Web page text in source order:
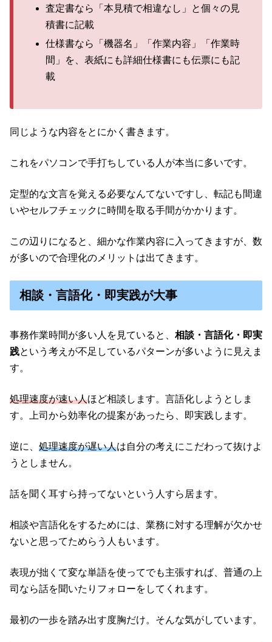
査定書なら「本見積で相違なし」と個々の見
積書に記載
仕様書なら「機器名」「作業内容」「作業時
間」を、表紙にも詳細仕様書にも伝票にも記
載
同じような内容をとにかく書きます。
これをパソコンで手打ちしている人が本当に多いです。
定型的な文言を覚える必要なんてないですし、転記も間違
いやセルフチェックに時間を取る手間がかかります。
この辺りになると、細かな作業内容に入ってきますが、数
が多いので合理化のメリットは出てきます。
相談・言語化・即実践が大事
事務作業時間が多い人を見ていると、 相談・言語化・即実
践という考えが不足しているパターンが多いように見えま
す。
処理速度が速い人ほど相談します。言語化しようとしま
す。上司から効率化の提案があったら、即実践します。
逆に、 処理速度が遅い人は自分の考えにこだわって抜けよ
うとしません。
話を聞く耳すら持ってないという人すら居ます。
相談や言語化をするためには、業務に対する理解が欠かせ
ないと思ってためらう人もいます。
表現が拙くて変な単語を使ってでも主張すれば、普通の上
司なら話を聞いたりフォローをしてくれます。
最初の一歩を踏み出す度胸だけ。そんな気がしています。